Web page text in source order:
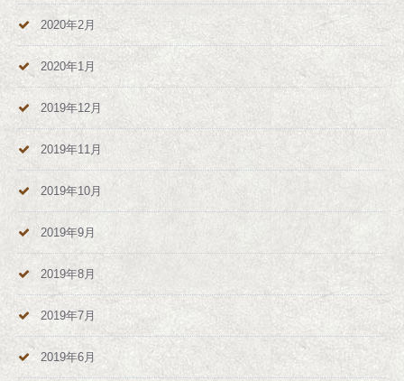
2020年2月
2020年1月
2019年12月
2019年11月
2019年10月
2019年9月
2019年8月
2019年7月
2019年6月